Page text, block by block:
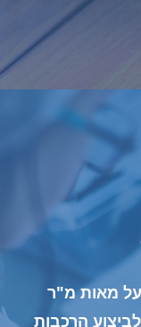
מאות מ"ר
הרכבות